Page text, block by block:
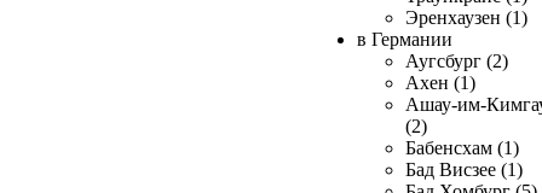
Эренхаузен (1)
в Германии
Аугсбург (2)
Ахен (1)
Ашау-им-
(2)
Бабенсхам (1)
Бад Висзее (1)